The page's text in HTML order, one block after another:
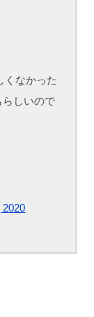
くなかった
らしいので
2020